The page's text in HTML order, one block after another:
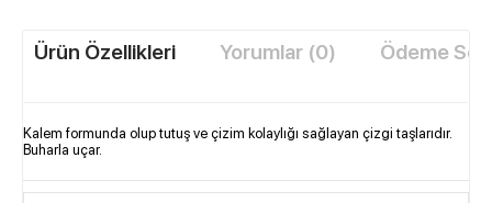
Ürün Özellikleri Yorumlar (0) Ödeme
Kalem formunda olup tutuş ve çizim kolaylığı sağlayan çizgi taşlarıdır.
Buharla uçar.